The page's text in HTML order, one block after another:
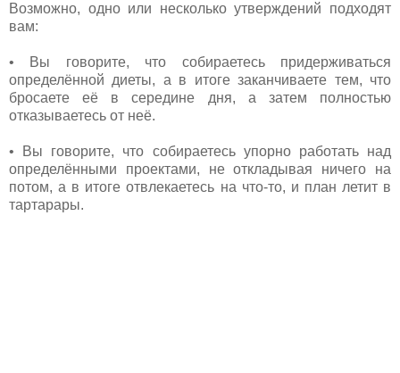
Возможно, одно или несколько утверждений подходят
вам:
• Вы говорите, что собираетесь придерживаться
определённой диеты, а в итоге заканчиваете тем, что
бросаете её в середине дня, а затем полностью
отказываетесь от неё.
• Вы говорите, что собираетесь упорно работать над
определёнными проектами, не откладывая ничего на
потом, а в итоге отвлекаетесь на что-то, и план летит в
тартарары.